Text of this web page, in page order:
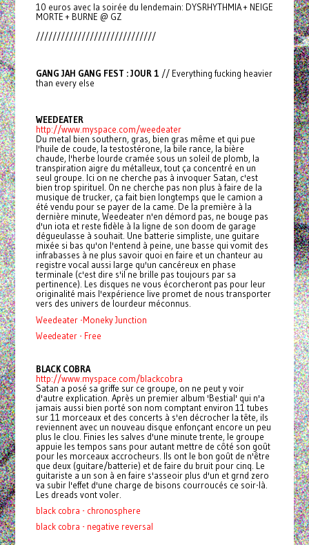
10 euros avec la soirée du lendemain: DYSRHYTHMIA + NEIGE
MORTE + BURNE @ GZ
/////////////////////////////
GANG JAH GANG FEST : JOUR 1 // Everything fucking heavier
than every else
WEEDEATER
http://www.myspace.com/weedeater
Du metal bien southern, gras, bien gras même et qui pue
l'huile de coude, la testostérone, la bile rance, la bière
chaude, l'herbe lourde cramée sous un soleil de plomb, la
transpiration aigre du métalleux, tout ça concentré en un
seul groupe. Ici on ne cherche pas à invoquer Satan, c'est
bien trop spirituel. On ne cherche pas non plus à faire de la
musique de trucker, ça fait bien longtemps que le camion a
été vendu pour se payer de la came. De la première à la
dernière minute, Weedeater n'en démord pas, ne bouge pas
d'un iota et reste fidèle à la ligne de son doom de garage
dégueulasse à souhait. Une batterie simpliste, une guitare
mixée si bas qu'on l'entend à peine, une basse qui vomit des
infrabasses à ne plus savoir quoi en faire et un chanteur au
registre vocal aussi large qu'un cancéreux en phase
terminale (c'est dire s'il ne brille pas toujours par sa
pertinence). Les disques ne vous écorcheront pas pour leur
originalité mais l'expérience live promet de nous transporter
vers des univers de lourdeur méconnus.
Weedeater -Moneky Junction
Weedeater - Free
BLACK COBRA
http://www.myspace.com/blackcobra
Satan a posé sa griffe sur ce groupe, on ne peut y voir
d'autre explication. Après un premier album 'Bestial' qui n'a
jamais aussi bien porté son nom comptant environ 11 tubes
sur 11 morceaux et des concerts à s'en décrocher la tête, ils
reviennent avec un nouveau disque enfonçant encore un peu
plus le clou. Finies les salves d'une minute trente, le groupe
appuie les tempos sans pour autant mettre de côté son goût
pour les morceaux accrocheurs. Ils ont le bon goût de n'être
que deux (guitare/batterie) et de faire du bruit pour cinq. Le
guitariste a un son à en faire s'asseoir plus d'un et grnd zero
va subir l'effet d'une charge de bisons courroucés ce soir-là.
Les dreads vont voler.
black cobra - chronosphere
black cobra - negative reversal